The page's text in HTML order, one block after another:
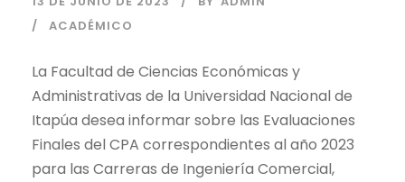
ACADÉMICO
La Facultad de Ciencias Económicas y
Administrativas de la Universidad Nacional de
Itapúa desea informar sobre las Evaluaciones
Finales del CPA correspondientes al año 2023
para las Carreras de Ingeniería Comercial,